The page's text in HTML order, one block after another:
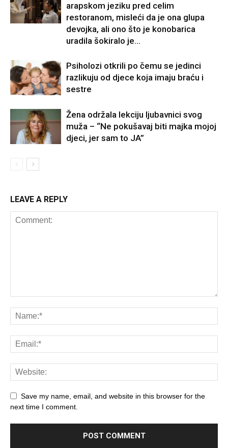
arapskom jeziku pred celim
restoranom, misleći da je ona glupa
devojka, ali ono što je konobarica
uradila šokiralo je...
Psiholozi otkrili po čemu se jedinci
razlikuju od djece koja imaju braću i
sestre
Žena održala lekciju ljubavnici svog
muža – “Ne pokušavaj biti majka mojoj
djeci, jer sam to JA”
LEAVE A REPLY
Save my name, email, and website in this browser for the
next time I comment.